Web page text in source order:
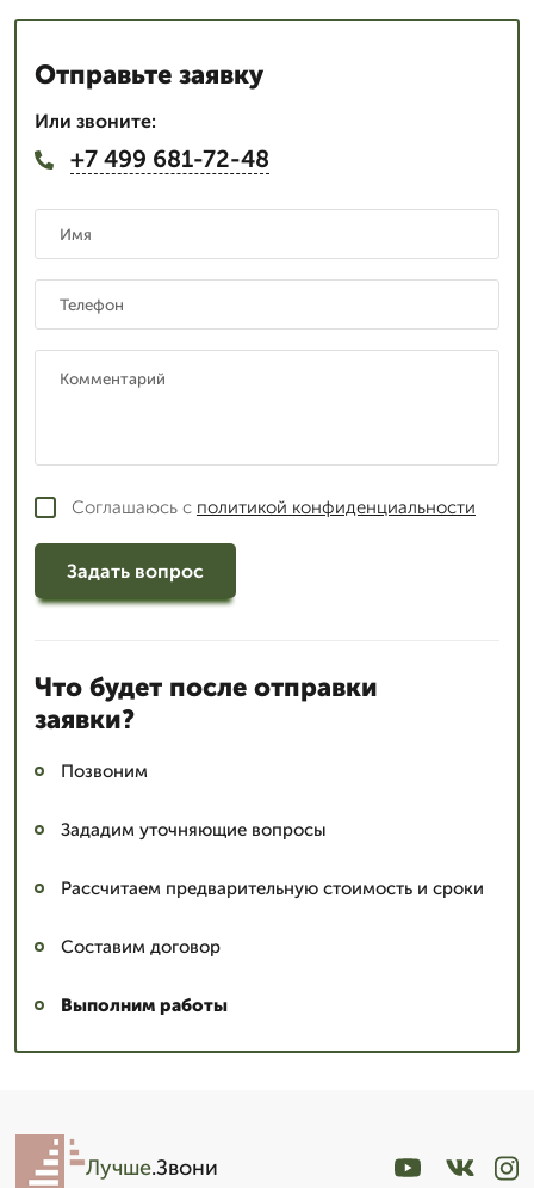
Отправьте заявку
Или звоните:
+7 499 681-72-48
Соглашаюсь с политикой конфиденциальности
Задать вопрос
Что будет после отправки
заявки?
Позвоним
Зададим уточняющие вопросы
Рассчитаем предварительную стоимость и сроки
Составим договор
Выполним работы
Лучше.Звони